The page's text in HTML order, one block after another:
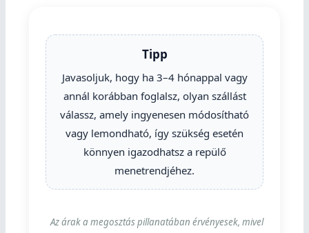
Tipp
Javasoljuk, hogy ha 3–4 hónappal vagy
annál korábban foglalsz, olyan szállást
válassz, amely ingyenesen módosítható
vagy lemondható, így szükség esetén
könnyen igazodhatsz a repülő
menetrendjéhez.
Az árak a megosztás pillanatában érvényesek, mivel